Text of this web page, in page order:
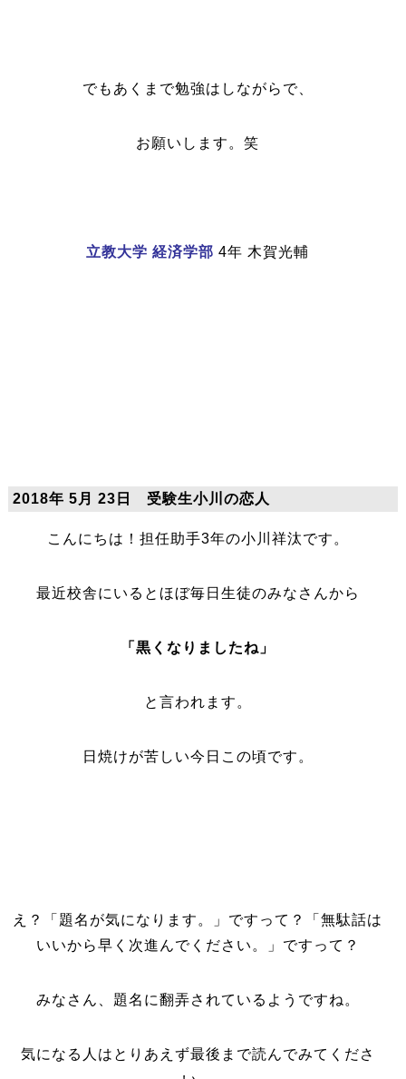
でもあくまで勉強はしながらで、
お願いします。笑
立教大学 経済学部 4年 木賀光輔
2018年 5月 23日 受験生小川の恋人
こんにちは！担任助手3年の小川祥汰です。
最近校舎にいるとほぼ毎日生徒のみなさんから
「黒くなりましたね」
と言われます。
日焼けが苦しい今日この頃です。
え？「題名が気になります。」ですって？「無駄話は
いいから早く次進んでください。」ですって？
みなさん、題名に翻弄されているようですね。
気になる人はとりあえず最後まで読んでみてくださ